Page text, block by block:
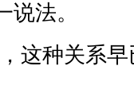
法。
这种关系